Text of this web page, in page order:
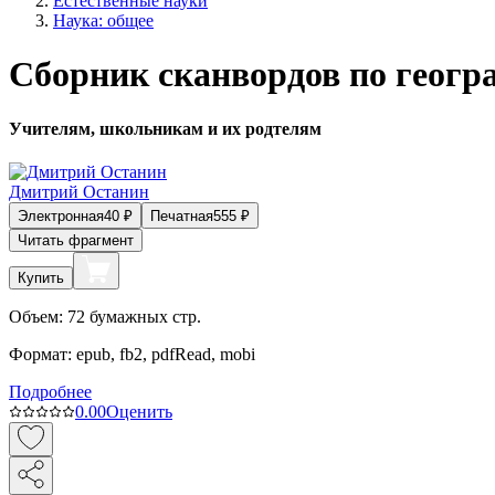
Наука: общее
Сборник сканвордов по
Учителям, школьникам и их родтелям
Дмитрий Останин
Электронная40 ₽ Печатная555 ₽
Читать фрагмент
Купить
Объем: 72 бумажных стр.
Формат: epub, fb2, pdfRead, mobi
Подробнее
0.00Оценить